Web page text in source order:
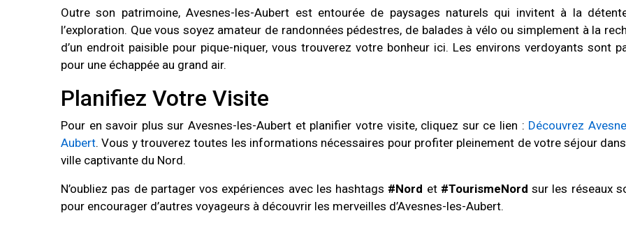
Outre son patrimoine, Avesnes-les-Aubert est entourée de paysages naturels qui invitent à la
l’exploration. Que vous soyez amateur de randonnées pédestres, de balades à vélo ou simplement à la
d’un endroit paisible pour pique-niquer, vous trouverez votre bonheur ici. Les environs verdoyants sont
pour une échappée au grand air.
Planifiez Votre Visite
Pour en savoir plus sur Avesnes-les-Aubert et planifier votre visite, cliquez sur ce lien : Découvrez
Aubert. Vous y trouverez toutes les informations nécessaires pour profiter pleinement de votre séjour
ville captivante du Nord.
N’oubliez pas de partager vos expériences avec les hashtags #Nord et #TourismeNord sur les réseaux
pour encourager d’autres voyageurs à découvrir les merveilles d’Avesnes-les-Aubert.